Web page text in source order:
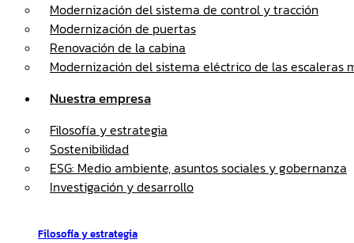
Modernización del sistema de control y tracción
Modernización de puertas
Renovación de la cabina
Modernización del sistema eléctrico de las escaleras
Nuestra empresa
Filosofía y estrategia
Sostenibilidad
ESG: Medio ambiente, asuntos sociales y gobernanza
Investigación y desarrollo
Filosofía y estrategia